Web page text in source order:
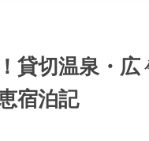
貸切温泉・広
宿泊記